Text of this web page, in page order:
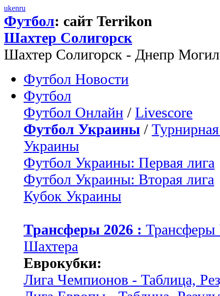
ukenru
Футбол: сайт Terrikon
Шахтер Солигорск
Шахтер Солигорск - Днепр
Футбол Новости
Футбол
Футбол Онлайн / Livescore
Футбол Украины /
Украины
Футбол Украины: Первая лига
Футбол Украины: Вторая лига
Кубок Украины
Трансферы 2026 :
Шахтера
Еврокубки:
Лига Чемпионов - Таблица,